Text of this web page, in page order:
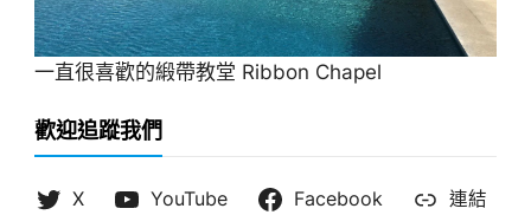
一直很喜歡的緞帶教堂 Ribbon Chapel
歡迎追蹤我們
X YouTube Facebook
連結